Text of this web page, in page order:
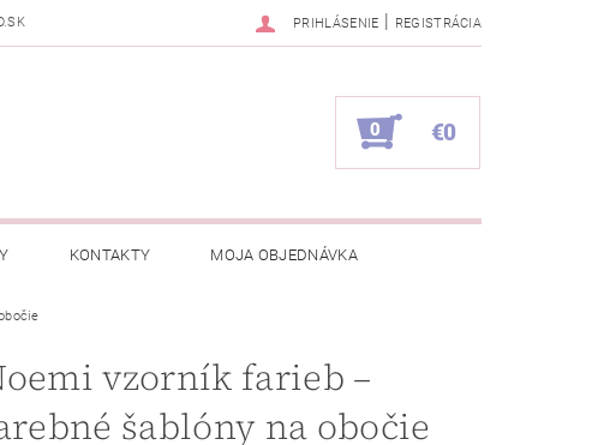
PRIHLÁSENIE | REGISTRÁCIA
0 €0
KONTAKTY MOJA OBJEDNÁVKA
vzorník farieb –
šablóny na obočie